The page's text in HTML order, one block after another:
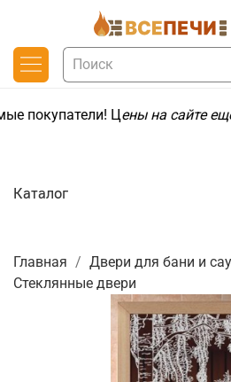
покупатели! Цены на сайте
Главная
Двери для бани и
Стеклянные двери
Каталог